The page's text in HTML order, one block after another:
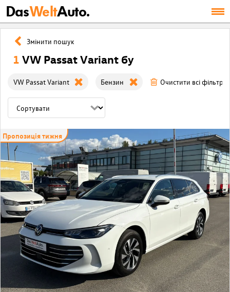
DasWeltAuto.
Змінити пошук
1 VW Passat Variant бу
VW Passat Variant Бензин Очистити всі фільтри
Пропозиція тижня